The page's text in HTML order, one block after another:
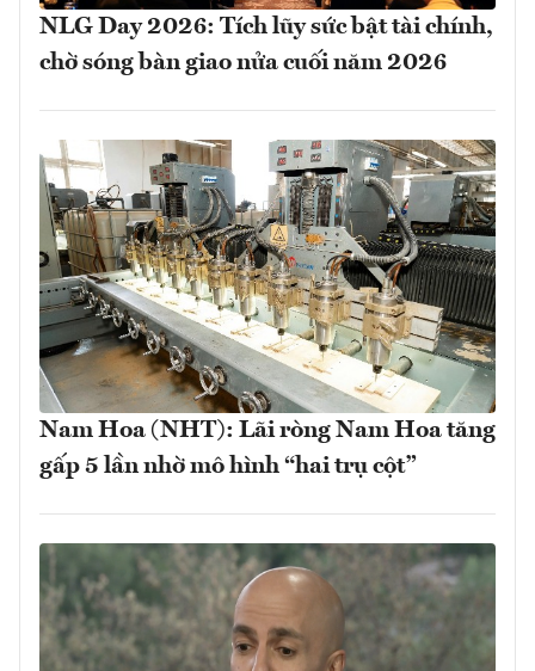
NLG Day 2026: Tích lũy sức bật tài chính,
chờ sóng bàn giao nửa cuối năm 2026
Nam Hoa (NHT): Lãi ròng Nam Hoa tăng
gấp 5 lần nhờ mô hình “hai trụ cột”